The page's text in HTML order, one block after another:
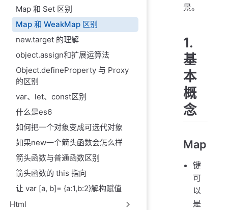
Map 和 Set 区别
Map 和 WeakMap 区别
new.target 的理解
object.assign和扩展运算法
Object.defineProperty 与 Proxy
的区别
var、let、const区别
什么是es6
如何把一个对象变成可选代对象
如果new一个箭头函数会怎么样
箭头函数与普通函数区别
箭头函数的 this 指向
让 var [a, b]= {a:1,b:2}解构赋值
Html
景。
1.
基
本
概
念
Map
键
可
以
是